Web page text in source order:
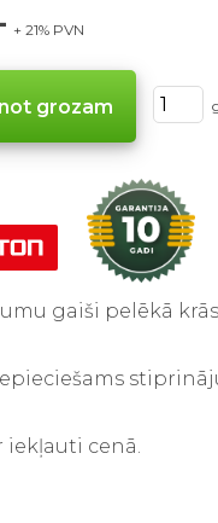
+ 21% PVN
gaiši pelēkā
cenā.